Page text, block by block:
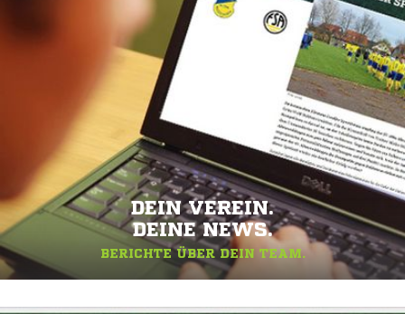
DEIN VEREIN.
DEINE NEWS.
BERICHTE ÜBER DEIN TEAM.